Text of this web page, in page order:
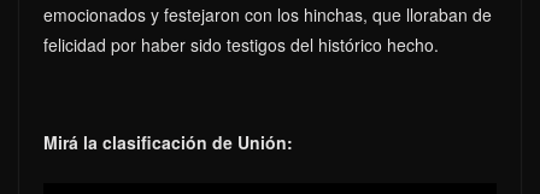
emocionados y festejaron con los hinchas, que lloraban de
felicidad por haber sido testigos del histórico hecho.
Mirá la clasificación de Unión: